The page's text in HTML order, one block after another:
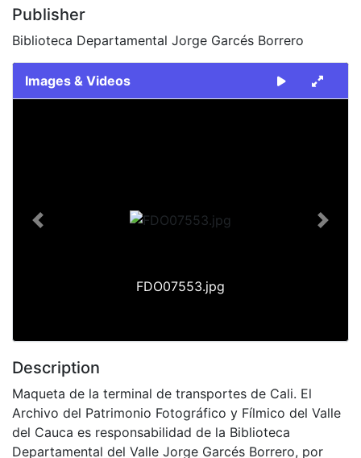
Publisher
Biblioteca Departamental Jorge Garcés Borrero
Images & Videos
FDO07553.jpg
Previous Next
Description
Maqueta de la terminal de transportes de Cali. El
Archivo del Patrimonio Fotográfico y Fílmico del Valle
del Cauca es responsabilidad de la Biblioteca
Departamental del Valle Jorge Garcés Borrero, por